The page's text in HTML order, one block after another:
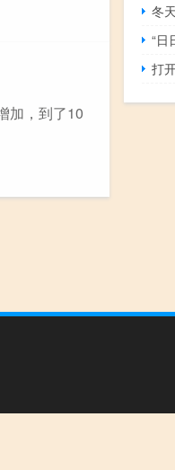
加，到了10
冬
“日
打